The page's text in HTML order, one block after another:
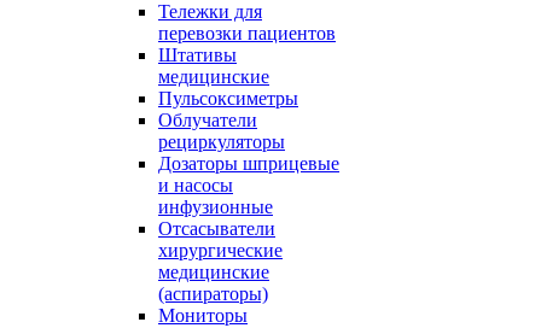
Тележки для
перевозки пациентов
Штативы
медицинские
Пульсоксиметры
Облучатели
рециркуляторы
Дозаторы шприцевые
и насосы
инфузионные
Отсасыватели
хирургические
медицинские
(аспираторы)
Мониторы